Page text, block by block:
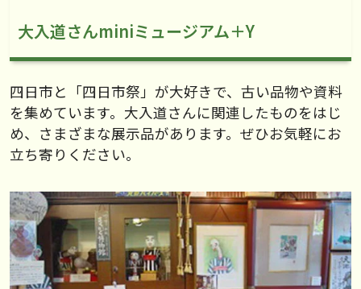
大入道さんminiミュージアム＋Y
四日市と「四日市祭」が大好きで、古い品物や資料
を集めています。大入道さんに関連したものをはじ
め、さまざまな展示品があります。ぜひお気軽にお
立ち寄りください。